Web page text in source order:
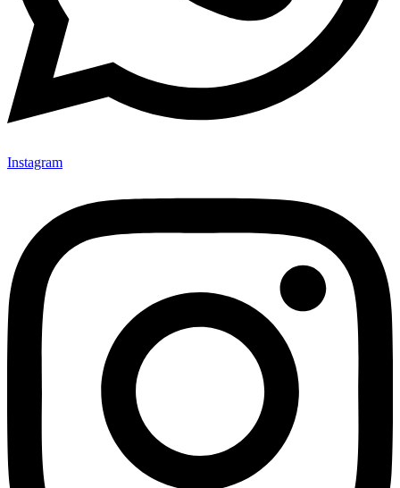
Instagram